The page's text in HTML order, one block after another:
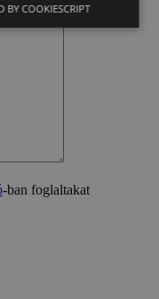
-ban foglaltakat
BY COOKIESCRIPT